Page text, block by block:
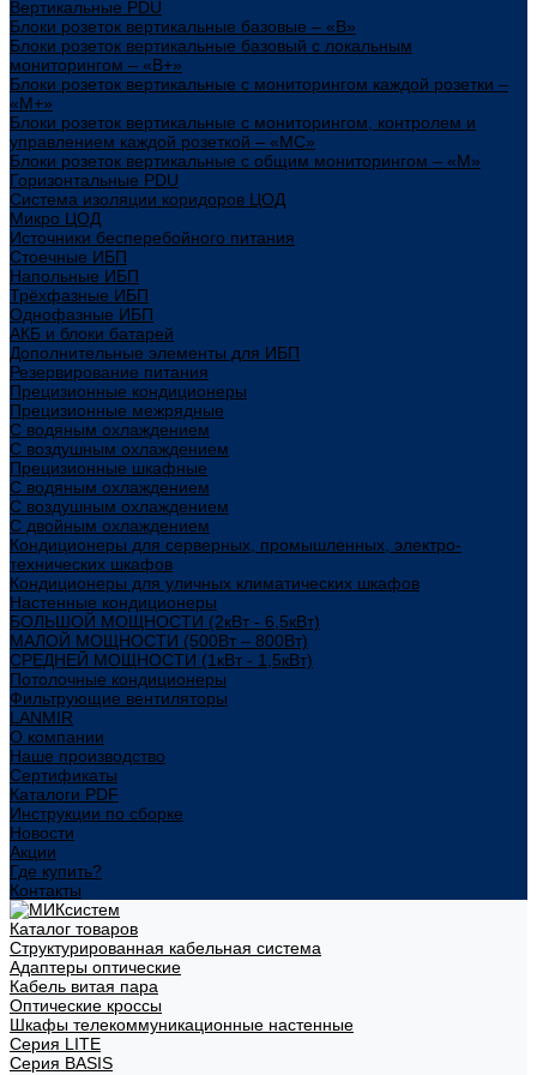
Вертикальные PDU
Блоки розеток вертикальные базовые – «В»
Блоки розеток вертикальные базовый с локальным
мониторингом – «В+»
Блоки розеток вертикальные с мониторингом каждой розетки –
«М+»
Блоки розеток вертикальные с мониторингом, контролем и
управлением каждой розеткой – «МС»
Блоки розеток вертикальные с общим мониторингом – «М»
Горизонтальные PDU
Система изоляции коридоров ЦОД
Микро ЦОД
Источники бесперебойного питания
Стоечные ИБП
Напольные ИБП
Трёхфазные ИБП
Однофазные ИБП
АКБ и блоки батарей
Дополнительные элементы для ИБП
Резервирование питания
Прецизионные кондиционеры
Прецизионные межрядные
С водяным охлаждением
С воздушным охлаждением
Прецизионные шкафные
С водяным охлаждением
С воздушным охлаждением
С двойным охлаждением
Кондиционеры для серверных, промышленных, электро-
технических шкафов
Кондиционеры для уличных климатических шкафов
Настенные кондиционеры
БОЛЬШОЙ МОЩНОСТИ (2кВт - 6,5кВт)
МАЛОЙ МОЩНОСТИ (500Вт – 800Вт)
СРЕДНЕЙ МОЩНОСТИ (1кВт - 1,5кВт)
Потолочные кондиционеры
Фильтрующие вентиляторы
LANMIR
О компании
Наше производство
Сертификаты
Каталоги PDF
Инструкции по сборке
Новости
Акции
Где купить?
Контакты
Каталог товаров
Структурированная кабельная система
Адаптеры оптические
Кабель витая пара
Оптические кроссы
Шкафы телекоммуникационные настенные
Cерия LITE
Cерия BASIS